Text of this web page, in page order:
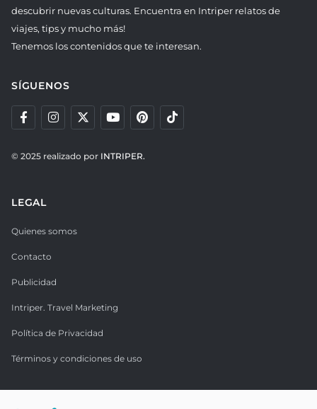
descubrir nuevas culturas. Encuentra en Intriper relatos de
viajes, tips y mucho más!
Tenemos los contenidos que te interesan.
SÍGUENOS
© 2025 realizado por INTRIPER.
LEGAL
Quienes somos
Contacto
Publicidad
Intriper. Travel Marketing
Política de Privacidad
Términos y condiciones de uso